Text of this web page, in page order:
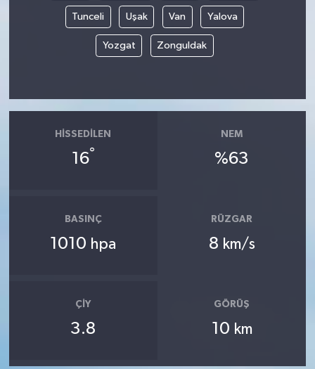
Tunceli Uşak Van Yalova
Yozgat Zonguldak
HISSEDILEN
16°
NEM
%63
BASINÇ
1010 hpa
RÜZGAR
8 km/s
ÇIY
3.8
GÖRÜŞ
10 km